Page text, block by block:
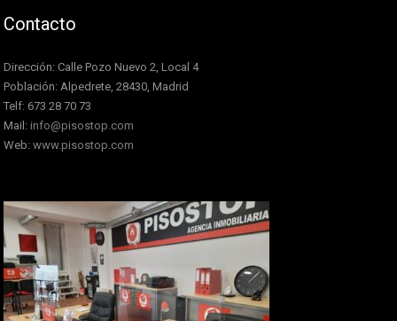
Contacto
Dirección: Calle Pozo Nuevo 2, Local 4
Población: Alpedrete, 28430, Madrid
Telf: 673 28 70 73
Mail: info@pisostop.com
Web: www.pisostop.com